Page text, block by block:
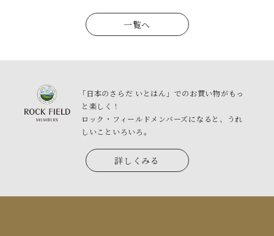
一覧へ
「日本のさらだ いとはん」でのお買い物がもっ
と楽しく！
ロック・フィールドメンバーズになると、うれ
しいこといろいろ。
詳しくみる